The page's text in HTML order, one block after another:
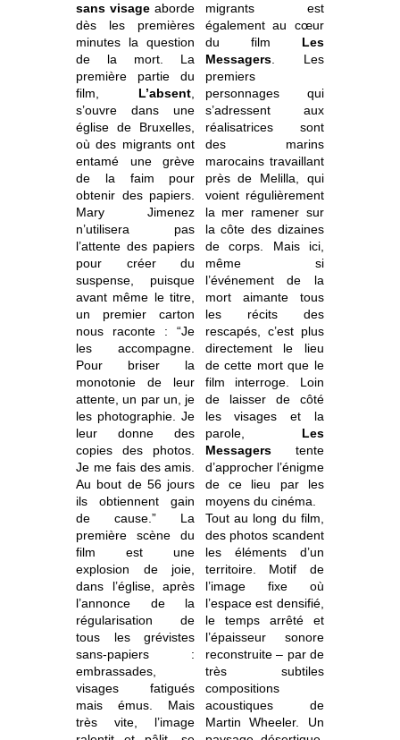
sans visage aborde
dès les premières
minutes la question
de la mort. La
première partie du
film, L’absent,
s’ouvre dans une
église de Bruxelles,
où des migrants ont
entamé une grève
de la faim pour
obtenir des papiers.
Mary Jimenez
n’utilisera pas
l’attente des papiers
pour créer du
suspense, puisque
avant même le titre,
un premier carton
nous raconte : “Je
les accompagne.
Pour briser la
monotonie de leur
attente, un par un, je
les photographie. Je
leur donne des
copies des photos.
Je me fais des amis.
Au bout de 56 jours
ils obtiennent gain
de cause.” La
première scène du
film est une
explosion de joie,
dans l’église, après
l’annonce de la
régularisation de
tous les grévistes
sans-papiers :
embrassades,
visages fatigués
mais émus. Mais
très vite, l’image
migrants est
également au cœur
du film Les
Messagers. Les
premiers
personnages qui
s’adressent aux
réalisatrices sont
des marins
marocains travaillant
près de Melilla, qui
voient régulièrement
la mer ramener sur
la côte des dizaines
de corps. Mais ici,
même si
l’événement de la
mort aimante tous
les récits des
rescapés, c’est plus
directement le lieu
de cette mort que le
film interroge. Loin
de laisser de côté
les visages et la
parole, Les
Messagerstente
d’approcher l’énigme
de ce lieu par les
moyens du cinéma.
Tout au long du film,
des photos scandent
les éléments d’un
territoire. Motif de
l’image fixe où
l’espace est densifié,
le temps arrêté et
l’épaisseur sonore
reconstruite – par de
très subtiles
compositions
acoustiques de
Martin Wheeler. Un